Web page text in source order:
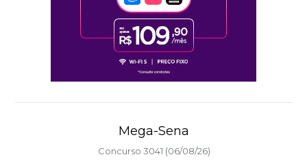
Mega-Sena
Concurso 3041 (06/08/26)